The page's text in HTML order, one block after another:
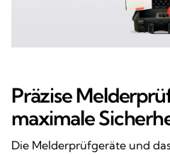
Präzise
maximale
Die Melderprüfgeräte und